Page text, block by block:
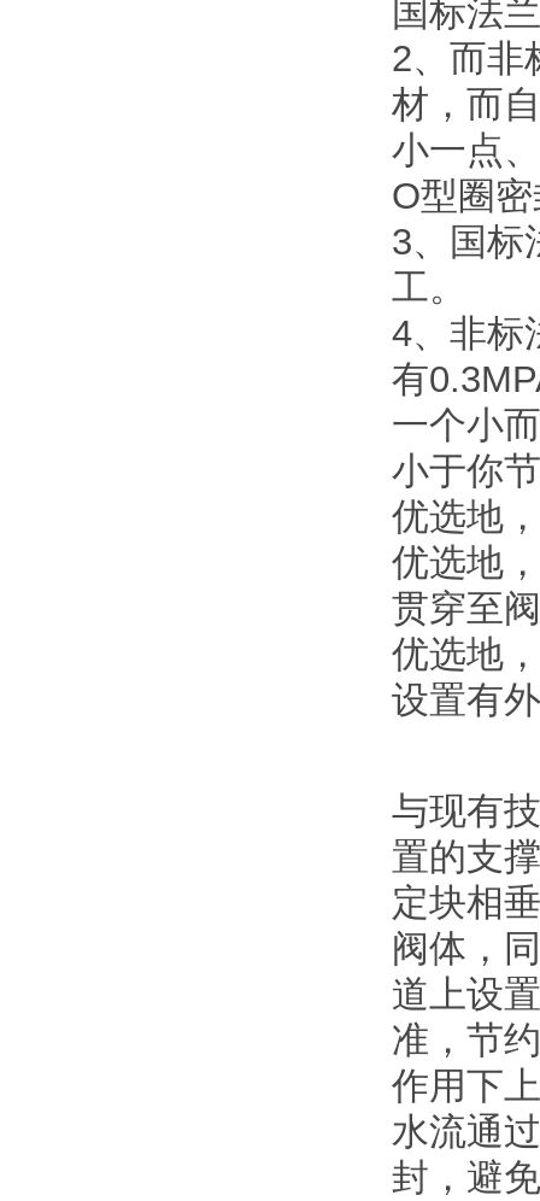
国标法
2、而非
材，而
小一点
O型圈
3、国标
工。
4、非标
有
一个小
小于你
优选地
优选地
贯穿至
优选地
设置有
与现有
置的支
定块相
阀体，
道上设
准，节
作用下
水流通
封，避